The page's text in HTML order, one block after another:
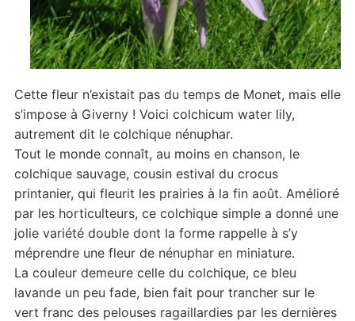
Cette fleur n’existait pas du temps de Monet, mais elle
s’impose à Giverny ! Voici colchicum water lily,
autrement dit le colchique nénuphar.
Tout le monde connaît, au moins en chanson, le
colchique sauvage, cousin estival du crocus
printanier, qui fleurit les prairies à la fin août. Amélioré
par les horticulteurs, ce colchique simple a donné une
jolie variété double dont la forme rappelle à s’y
méprendre une fleur de nénuphar en miniature.
La couleur demeure celle du colchique, ce bleu
lavande un peu fade, bien fait pour trancher sur le
vert franc des pelouses ragaillardies par les dernières